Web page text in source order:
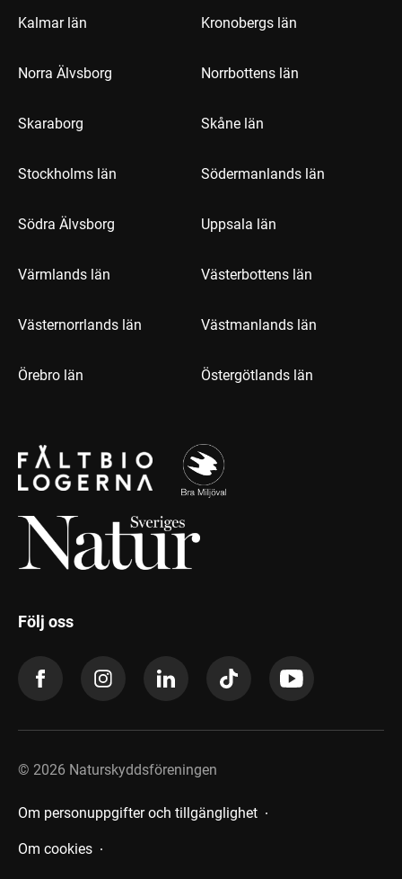
Kalmar län Kronobergs län
Norra Älvsborg Norrbottens län
Skaraborg Skåne län
Stockholms län Södermanlands län
Södra Älvsborg Uppsala län
Värmlands län Västerbottens län
Västernorrlands län Västmanlands län
Örebro län Östergötlands län
Följ oss
© 2026 Naturskyddsföreningen
Om personuppgifter och tillgänglighet
Om cookies